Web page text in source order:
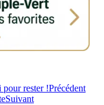
pour rester !Précédent
Suivant